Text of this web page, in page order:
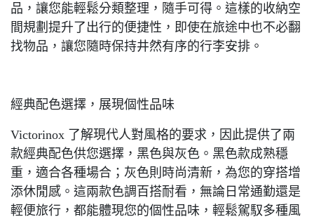
品，讓您能輕鬆分類整理，隨手可得。這樣的收納空
間規劃提升了出行的便捷性，即使在旅途中也不必翻
找物品，讓您隨時保持井然有序的行李安排。
經典配色選擇，展現個性品味
Victorinox 了解現代人對風格的要求，因此提供了兩
款經典配色供您選擇，黑色與灰色。黑色款成熟穩
重，適合各種場合；灰色則時尚清新，為您的穿搭增
添休閒感。這兩款色調百搭耐看，無論日常通勤還是
輕便旅行，都能體現您的個性品味，輕鬆駕馭多種風